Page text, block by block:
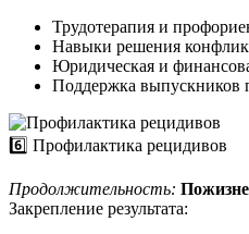
Трудотерапия и
Навыки решения
Юридическая и
Поддержка выпускников
6️⃣ Профилактика рецидивов
Продолжительность:
Закрепление результата: